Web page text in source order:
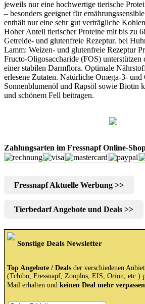
jeweils nur eine hochwertige tierische
– besonders geeignet für
enthält nur eine sehr gut verträgliche
Hoher Anteil tierischer Proteine mit bis zu
Getreide- und glutenfreie Rezeptur. bei
Lamm: Weizen- und glutenfreie Rezeptur
Fructo-Oligosaccharide (FOS)
einer stabilen Darmflora. Optimale
erlesene Zutaten. Natürliche Omega-3- und
Sonnenblumenöl und Rapsöl sowie Biotin
und schönem Fell beitragen.
Zahlungsarten im Fressnapf Online-
Fressnapf Aktuelle Werbung >>
Tierbedarf Angebote und Deals >>
Sonstige Deals Newsletter
Top Angebote / Deals der verschiedenen
(Tchibo, Fressnapf, Zooplus, EIS, Orion, etc.)
Mail erhalten und keinen Deal mehr verpassen